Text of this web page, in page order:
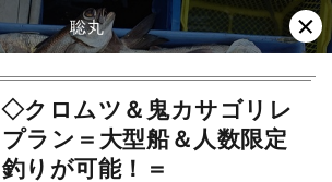
聡丸
クロムツ＆鬼カサゴリレ
ラン＝大型船＆人数限定
りが可能！＝